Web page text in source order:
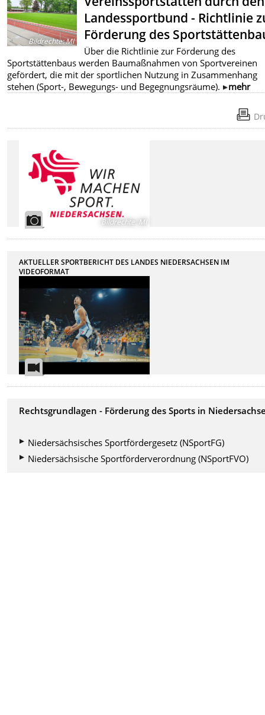
Bildrechte:MI
Landessportbund - Richtlinie
Förderung des
Über die Richtlinie zur Förderung des
Sportstättenbaus werden Baumaßnahmen von Sportvereinen
gefördert, die mit der sportlichen Nutzung in Zusammenhang
stehen (Sport-, Bewegungs- und Begegnungsräume).
mehr
Bildrechte: MI
AKTUELLER SPORTBERICHT DES LANDES NIEDERSACHSEN IM
VIDEOFORMAT
Rechtsgrundlagen - Förderung des Sports in
Niedersächsisches Sportfördergesetz (NSportFG)
Niedersächsische Sportförderverordnung (NSportFVO)